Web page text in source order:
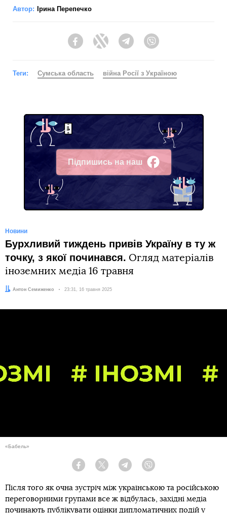
Автор: Ірина Перепечко
FacebookTwitter Telegram
Теги: Сумська область війна Росії з Україною
Підпишись на наш
Facebook
Новини
Бурхливий тиждень привів Україну в ту ж
точку, з якої починався. Огляд матеріалів
іноземних медіа 16 травня
Автор:
Антон Семиженко Дата:
23:31, 16 травня 2025
«Бабель»
Facebook Twitter Telegram
Після того як очна зустріч між українською та російською
переговорними групами все ж відбулась, західні медіа
починають публікувати оцінки дипломатичних подій у